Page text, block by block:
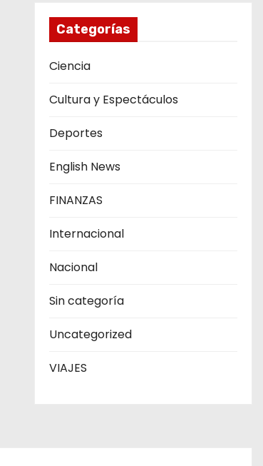
Categorías
Ciencia
Cultura y Espectáculos
Deportes
English News
FINANZAS
Internacional
Nacional
Sin categoría
Uncategorized
VIAJES